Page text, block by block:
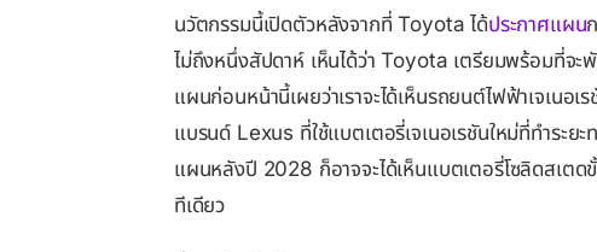
นวัตกรรมนี้เปิดตัวหลังจากที่ Toyota ได้ประกาศแผน
ไม่ถึงหนึ่งสัปดาห์ เห็นได้ว่า Toyota เตรียมพร้อมที่จ
แผนก่อนหน้านี้เผยว่าเราจะได้เห็นรถยนต์ไฟฟ้าเจเน
แบรนด์ Lexus ที่ใช้แบตเตอรี่เจเนอเรชันใหม่ที่ทำระ
แผนหลังปี 2028 ก็อาจจะได้เห็นแบตเตอรี่โซลิดสเตด
ทีเดียว